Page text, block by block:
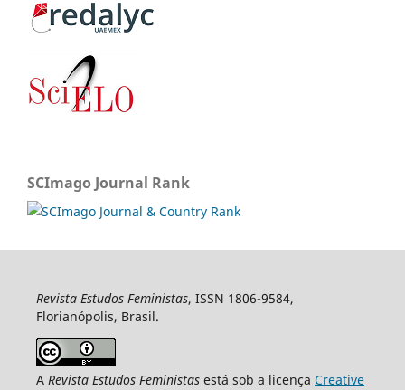
SCImago Journal Rank
Revista Estudos Feministas, ISSN 1806-9584,
Florianópolis, Brasil.
A Revista Estudos Feministasestá sob a licença Creative